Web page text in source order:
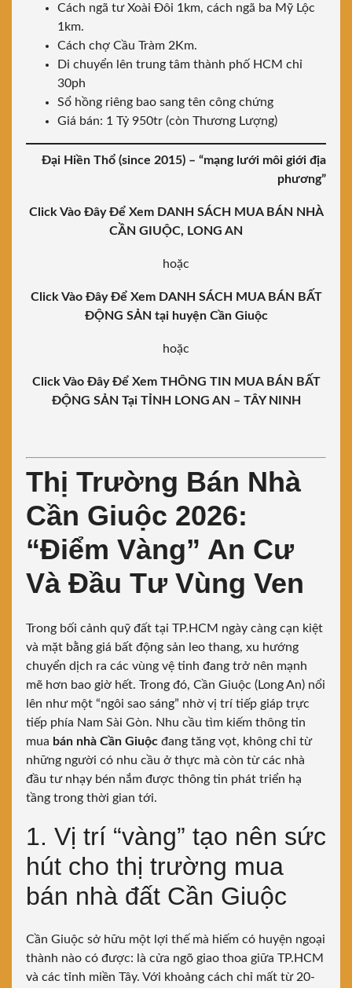
Cách ngã tư Xoài Đôi 1km, cách ngã ba Mỹ Lộc
1km.
Cách chợ Cầu Tràm 2Km.
Di chuyển lên trung tâm thành phố HCM chỉ
30ph
Sổ hồng riêng bao sang tên công chứng
Giá bán: 1 Tỷ 950tr (còn Thương Lượng)
Đại Hiền Thổ (since 2015) – “mạng lưới môi giới địa
phương”
Click Vào Đây Để Xem DANH SÁCH MUA BÁN NHÀ
CẦN GIUỘC, LONG AN
hoặc
Click Vào Đây Để Xem DANH SÁCH MUA BÁN BẤT
ĐỘNG SẢN tại huyện Cần Giuộc
hoặc
Click Vào Đây Để Xem THÔNG TIN MUA BÁN BẤT
ĐỘNG SẢN Tại TỈNH LONG AN – TÂY NINH
Thị Trường Bán Nhà
Cần Giuộc 2026:
“Điểm Vàng” An Cư
Và Đầu Tư Vùng Ven
Trong bối cảnh quỹ đất tại TP.HCM ngày càng cạn kiệt
và mặt bằng giá bất động sản leo thang, xu hướng
chuyển dịch ra các vùng vệ tinh đang trở nên mạnh
mẽ hơn bao giờ hết. Trong đó, Cần Giuộc (Long An) nổi
lên như một “ngôi sao sáng” nhờ vị trí tiếp giáp trực
tiếp phía Nam Sài Gòn. Nhu cầu tìm kiếm thông tin
mua bán nhà Cần Giuộc đang tăng vọt, không chỉ từ
những người có nhu cầu ở thực mà còn từ các nhà
đầu tư nhạy bén nắm được thông tin phát triển hạ
tầng trong thời gian tới.
1. Vị trí “vàng” tạo nên sức
hút cho thị trường mua
bán nhà đất Cần Giuộc
Cần Giuộc sở hữu một lợi thế mà hiếm có huyện ngoại
thành nào có được: là cửa ngõ giao thoa giữa TP.HCM
và các tỉnh miền Tây. Với khoảng cách chỉ mất từ 20-